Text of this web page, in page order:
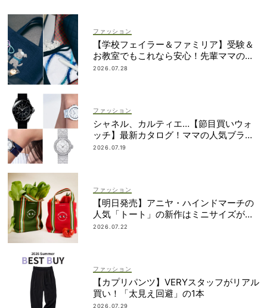
ファッション
【学校フェイラー＆ファミリア】受験＆
お教室でもこれなら安心！先輩ママの地
味見えしないネイビー小物
2026.07.28
ファッション
シャネル、カルティエ…【節目買いウォ
ッチ】最新カタログ！ママの人気ブラン
ドを網羅
2026.07.19
ファッション
【明日発売】アニヤ・ハインドマーチの
人気「トート」の新作はミニサイズがセ
ット！
2026.07.22
ファッション
【カプリパンツ】VERYスタッフがリアル
買い！「太見え回避」の1本
2026.07.29